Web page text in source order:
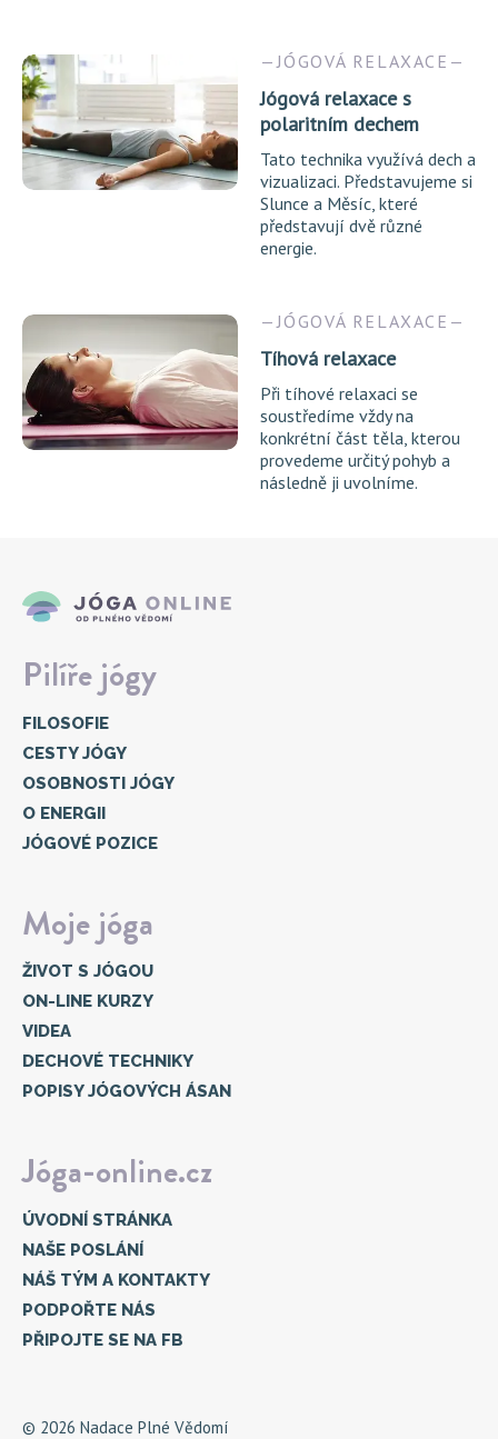
JÓGOVÁ RELAXACE
Jógová relaxace s
polaritním dechem
Tato technika využívá dech a
vizualizaci. Představujeme si
Slunce a Měsíc, které
představují dvě různé
energie.
JÓGOVÁ RELAXACE
Tíhová relaxace
Při tíhové relaxaci se
soustředíme vždy na
konkrétní část těla, kterou
provedeme určitý pohyb a
následně ji uvolníme.
Pilíře jógy
FILOSOFIE
CESTY JÓGY
OSOBNOSTI JÓGY
O ENERGII
JÓGOVÉ POZICE
Moje jóga
ŽIVOT S JÓGOU
ON-LINE KURZY
VIDEA
DECHOVÉ TECHNIKY
POPISY JÓGOVÝCH ÁSAN
Jóga-online.cz
ÚVODNÍ STRÁNKA
NAŠE POSLÁNÍ
NÁŠ TÝM A KONTAKTY
PODPOŘTE NÁS
PŘIPOJTE SE NA FB
© 2026 Nadace Plné Vědomí